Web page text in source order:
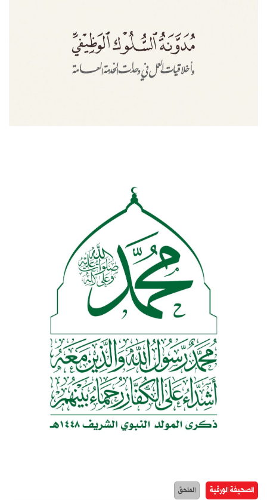
الصحيفة الورقية الملحق